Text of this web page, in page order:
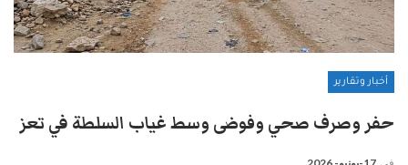
أخبار وتقارير
حفر وصرف صحي وفوضى وسط غياب السلطة في تعز